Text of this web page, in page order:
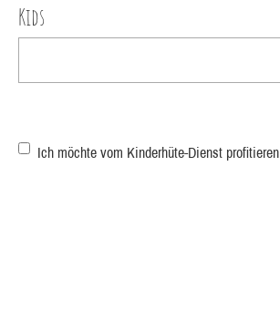
Kids
Ich möchte vom Kinderhüte-Dienst profitieren